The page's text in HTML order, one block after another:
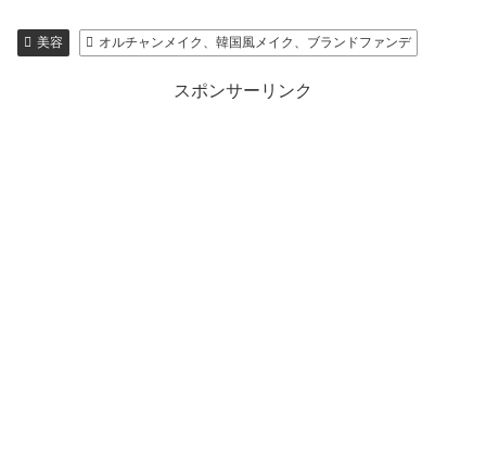
美容 オルチャンメイク、韓国風メイク、ブランドファンデ
スポンサーリンク